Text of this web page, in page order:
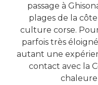
passage à
plages de la
culture corse.
parfois très
autant une
contact avec la